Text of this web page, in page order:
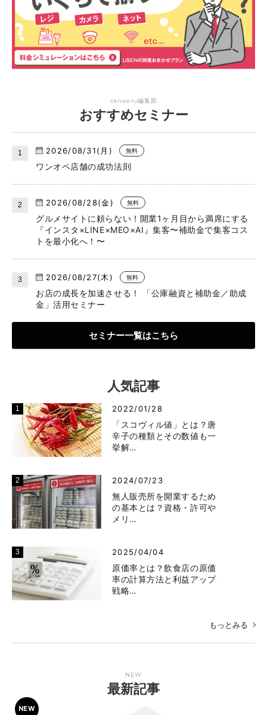
canaeru編集部
おすすめセミナー
2026/08/31(月) 無料
ワンオペ店舗の成功法則
2026/08/28(金) 無料
グルメサイトに頼らない！開業1ヶ月目から満席にする
『インスタ×LINE×MEO×AI』集客〜補助金で集客コス
トを最小化へ！〜
2026/08/27(木) 無料
お店の成長を加速させる！ 「公庫融資と補助金／助成
金」活用セミナー
セミナー一覧はこちら
人気記事
2022/01/28
「スコヴィル値」とは？唐
辛子の種類とその数値も一
挙解…
2024/07/23
無人販売所を開業するため
の基本とは？資格・許可や
メリ…
2025/04/04
原価率とは？飲食店の原価
率の計算方法と利益アップ
戦略…
もっとみる
NEW
最新記事